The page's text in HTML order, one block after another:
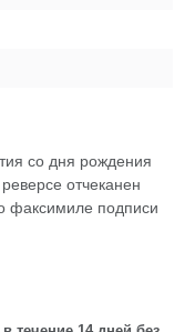
со дня рождения
отчеканен
факсимиле подписи